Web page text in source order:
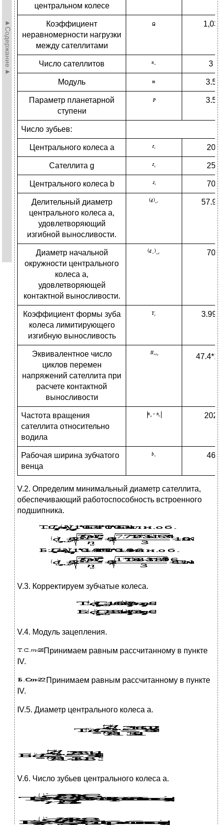
►Содержание►
центральном колесе
Коэффициент
неравномерности нагрузки
между сателлитами
1,03
Число сателлитов 3
Модуль 3.5
Параметр планетарной
ступени
3.5
Число зубьев:
Центрального колеса a 20
Сателлита g 25
Центрального колеса b 70
Делительный диаметр
центрального колеса а,
удовлетворяющий
изгибной выносливости.
Диаметр начальной
окружности центрального
колеса а,
удовлетворяющей
контактной выносливости.
70
Коэффициент формы зуба
колеса лимитирующего
изгибную выносливость
Эквивалентное число
циклов перемен
напряжений сателлита при
расчете контактной
выносливости
Частота вращения
сателлита относительно
водила
202
Рабочая ширина зубчатого
венца
46
V.2. Определим минимальный диаметр сателлита,
обеспечивающий работоспособность встроенного
подшипника.
V.3. Корректируем зубчатые колеса.
V.4. Модуль зацепления.
Принимаем равным рассчитанному в пункте
IV.
Принимаем равным рассчитанному в пункте
IV.
IV.5. Диаметр центрального колеса а.
V.6. Число зубьев центрального колеса а.